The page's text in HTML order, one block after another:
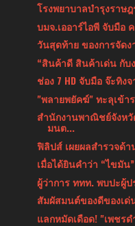
โรงพยาบาลบำรุงราษ
บมจ.เออาร์ไอพี จับมือ
วันสุดท้าย ของการจัด
“สินค้าดี สินค้าเด่น กั
ช่อง 7 HD จับมือ จ๊ะทิง
"พลายพยัคฆ์" ทะลุเข้า
สำนักงานพาณิชย์จังห
มนต...
ฟิลิปส์ เผยผลสำรวจด้
เมื่อได้ยินคำว่า “ไขมัน
ผู้ว่าการ ททท. พบปะผู้
สัมผัสมนต์ของดีของเด่
แลกหมัดเดือด! "เพชร